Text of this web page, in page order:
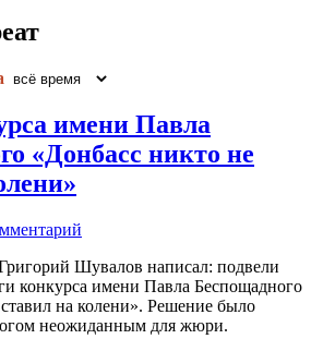
имени Павла
«Донбасс никто не
Итоги
конкурса
имени
Павла
Шувалов написал: подвели
конкурса имени Павла Беспощадного
на колени». Решение было
неожиданным для жюри.